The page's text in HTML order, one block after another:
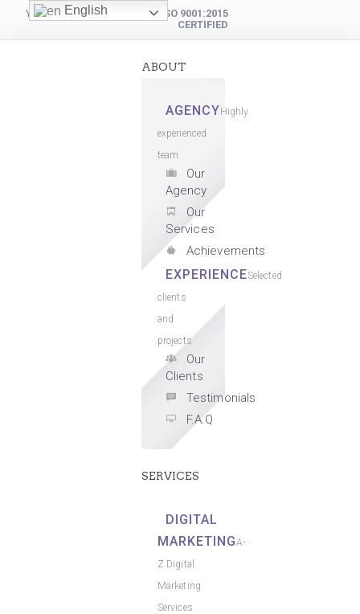
YOUR DIGITAL PARTNER
ISO 9001:2015
CERTIFIED
ABOUT
AGENCY Highly
experienced
team
Our
Agency
Our
Services
Achievements
EXPERIENCESelected
clients
and
projects
Our
Clients
Testimonials
F.A.Q
SERVICES
DIGITAL
MARKETINGA-
Z Digital
Marketing
Services
English